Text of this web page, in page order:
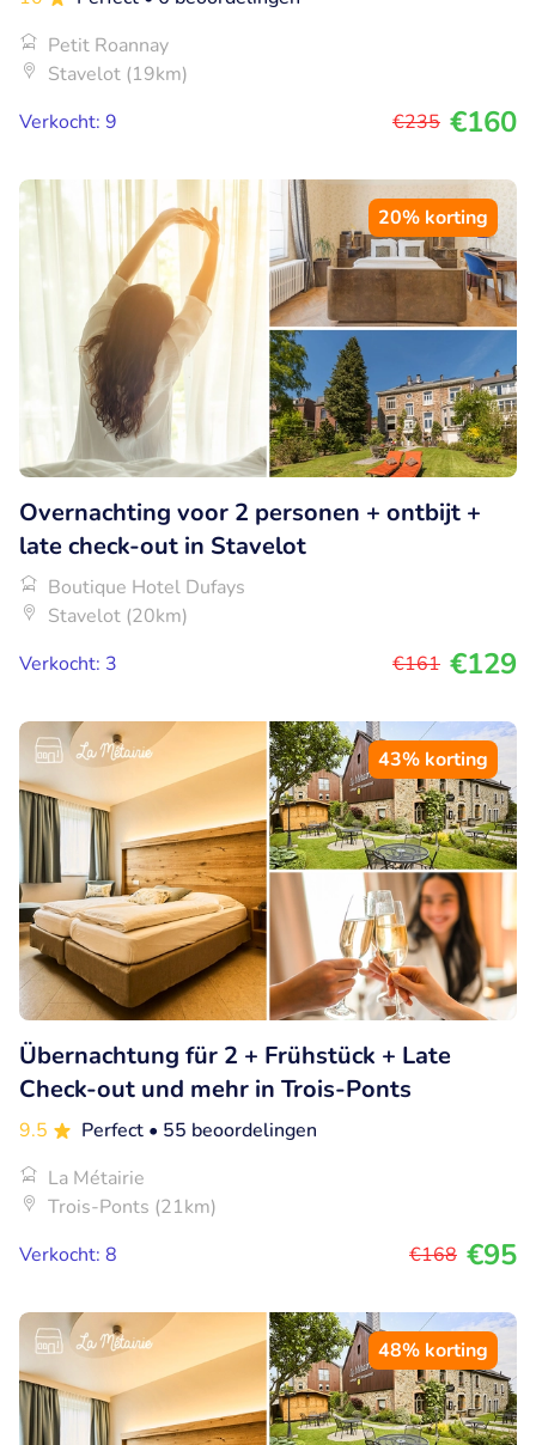
Petit Roannay
Stavelot (19km)
Verkocht: 9
€235 €160
20% korting
Overnachting voor 2 personen + ontbijt +
late check-out in Stavelot
Boutique Hotel Dufays
Stavelot (20km)
Verkocht: 3
€161 €129
43% korting
Übernachtung für 2 + Frühstück + Late
Check-out und mehr in Trois-Ponts
9.5 Perfect • 55 beoordelingen
La Métairie
Trois-Ponts (21km)
Verkocht: 8
€168 €95
48% korting